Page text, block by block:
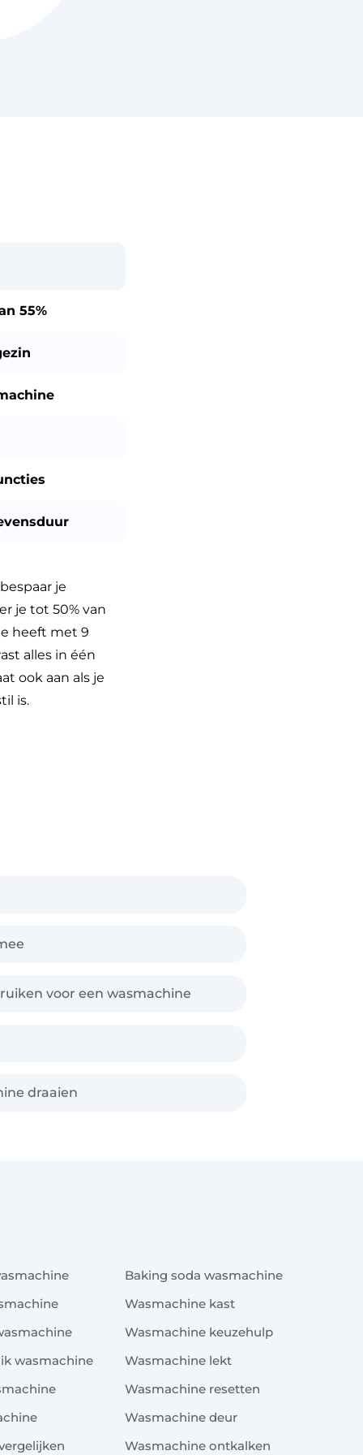
55%
je
je tot 50% van
heeft met 9
alles in één
ook aan als je
is.
voor een wasmachine
draaien
wasmachine
Baking soda wasmachine
Wasmachine kast
Wasmachine keuzehulp
Wasmachine lekt
Wasmachine resetten
Wasmachine deur
Wasmachine ontkalken